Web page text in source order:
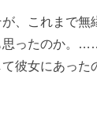
、これまで無
思ったのか。
彼女にあった